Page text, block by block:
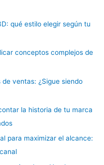
qué estilo elegir según tu
conceptos complejos de
ventas: ¿Sigue siendo
la historia de tu marca
para maximizar el alcance: